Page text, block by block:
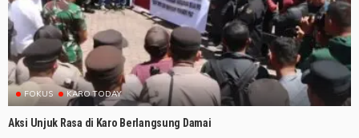
FOKUS KARO TODAY
Aksi Unjuk Rasa di Karo Berlangsung Damai